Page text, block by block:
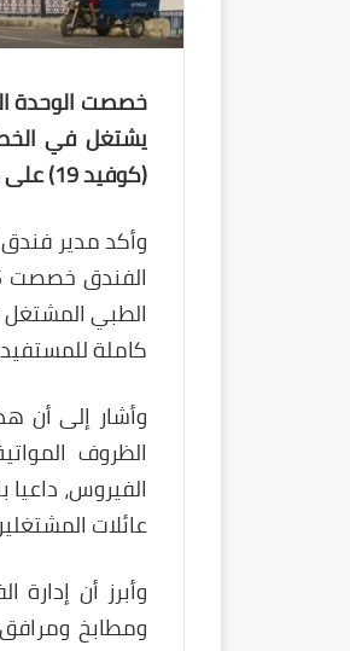
يشتغل في الخط
(كوفيد 19) على مستوى عمالة طنجة – أصيلة.
وأكد مدير فندق
الطبي
كاملة
وأشار إلى أن
الظروف
الفيروس،
عائلات
ومطابخ